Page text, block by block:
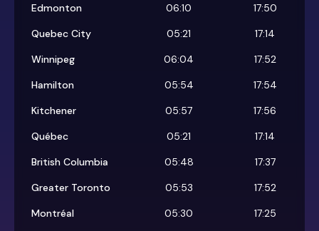
Edmonton
06:10
17:50
Quebec City
05:21
17:14
Winnipeg
06:04
17:52
Hamilton
05:54
17:54
Kitchener
05:57
17:56
Québec
05:21
17:14
British Columbia
05:48
17:37
Greater Toronto
05:53
17:52
Montréal
05:30 17:25